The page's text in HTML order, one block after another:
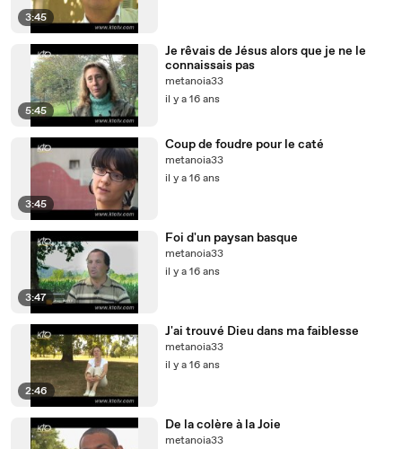
3:45
5:45
Je rêvais de Jésus alors que je ne le
connaissais pas
metanoia33
il y a 16 ans
3:45
Coup de foudre pour le caté
metanoia33
il y a 16 ans
3:47
Foi d'un paysan basque
metanoia33
il y a 16 ans
2:46
J'ai trouvé Dieu dans ma faiblesse
metanoia33
il y a 16 ans
De la colère à la Joie
metanoia33